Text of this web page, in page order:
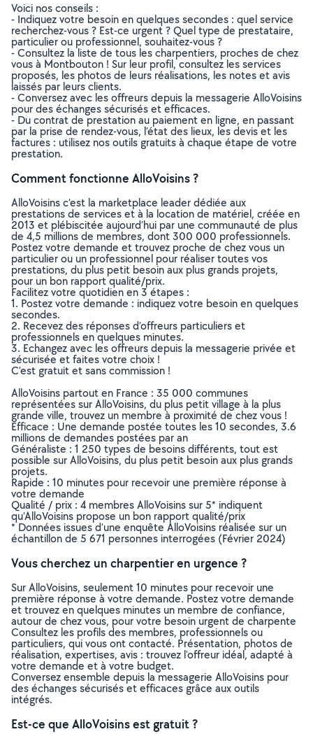
Voici nos conseils :
- Indiquez votre besoin en quelques secondes : quel service
recherchez-vous ? Est-ce urgent ? Quel type de prestataire,
particulier ou professionnel, souhaitez-vous ?
- Consultez la liste de tous les charpentiers, proches de chez
vous à Montbouton ! Sur leur profil, consultez les services
proposés, les photos de leurs réalisations, les notes et avis
laissés par leurs clients.
- Conversez avec les offreurs depuis la messagerie AlloVoisins
pour des échanges sécurisés et efficaces.
- Du contrat de prestation au paiement en ligne, en passant
par la prise de rendez-vous, l’état des lieux, les devis et les
factures : utilisez nos outils gratuits à chaque étape de votre
prestation.
Comment fonctionne AlloVoisins ?
AlloVoisins c’est la marketplace leader dédiée aux
prestations de services et à la location de matériel, créée en
2013 et plébiscitée aujourd’hui par une communauté de plus
de 4,5 millions de membres, dont 300 000 professionnels.
Postez votre demande et trouvez proche de chez vous un
particulier ou un professionnel pour réaliser toutes vos
prestations, du plus petit besoin aux plus grands projets,
pour un bon rapport qualité/prix.
Facilitez votre quotidien en 3 étapes :
1. Postez votre demande : indiquez votre besoin en quelques
secondes.
2. Recevez des réponses d’offreurs particuliers et
professionnels en quelques minutes.
3. Echangez avec les offreurs depuis la messagerie privée et
sécurisée et faites votre choix !
C’est gratuit et sans commission !
AlloVoisins partout en France : 35 000 communes
représentées sur AlloVoisins, du plus petit village à la plus
grande ville, trouvez un membre à proximité de chez vous !
Efficace : Une demande postée toutes les 10 secondes, 3.6
millions de demandes postées par an
Généraliste : 1 250 types de besoins différents, tout est
possible sur AlloVoisins, du plus petit besoin aux plus grands
projets.
Rapide : 10 minutes pour recevoir une première réponse à
votre demande
Qualité / prix : 4 membres AlloVoisins sur 5* indiquent
qu’AlloVoisins propose un bon rapport qualité/prix
* Données issues d’une enquête AlloVoisins réalisée sur un
échantillon de 5 671 personnes interrogées (Février 2024)
Vous cherchez un charpentier en urgence ?
Sur AlloVoisins, seulement 10 minutes pour recevoir une
première réponse à votre demande. Postez votre demande
et trouvez en quelques minutes un membre de confiance,
autour de chez vous, pour votre besoin urgent de charpente
Consultez les profils des membres, professionnels ou
particuliers, qui vous ont contacté. Présentation, photos de
réalisation, expertises, avis : trouvez l'offreur idéal, adapté à
votre demande et à votre budget.
Conversez ensemble depuis la messagerie AlloVoisins pour
des échanges sécurisés et efficaces grâce aux outils
intégrés.
Est-ce que AlloVoisins est gratuit ?